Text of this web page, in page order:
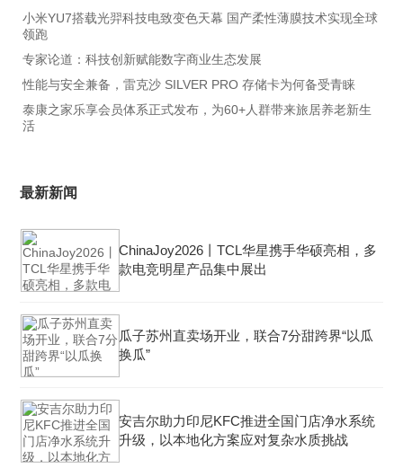
小米YU7搭载光羿科技电致变色天幕 国产柔性薄膜技术实现全球
领跑
专家论道：科技创新赋能数字商业生态发展
性能与安全兼备，雷克沙 SILVER PRO 存储卡为何备受青睐
泰康之家乐享会员体系正式发布，为60+人群带来旅居养老新生
活
最新新闻
ChinaJoy2026丨TCL华星携手华硕亮相，多
款电竞明星产品集中展出
瓜子苏州直卖场开业，联合7分甜跨界“以瓜
换瓜”
安吉尔助力印尼KFC推进全国门店净水系统
升级，以本地化方案应对复杂水质挑战